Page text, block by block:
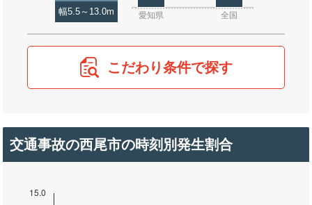
幅5.5～13.0m 愛知県 全国
こだわり条件で探す
交通事故の西尾市の時刻別発生割合